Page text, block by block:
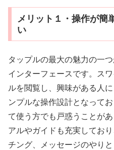
メリット１・操作が簡
い
タップルの最大の魅力の一
インターフェースです。ス
ルを閲覧し、興味がある人
ンプルな操作設計となって
て使う方でも戸惑うことが
アルやガイドも充実してお
チング、メッセージのやり